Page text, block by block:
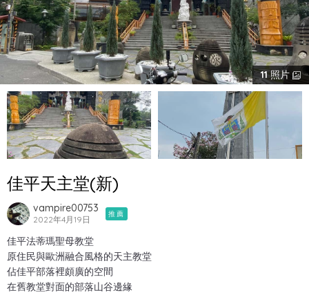
11照片
佳平天主堂(新)
vampire00753
2022年4月19日
推薦
佳平法蒂瑪聖母教堂
原住民與歐洲融合風格的天主教堂
佔佳平部落裡頗廣的空間
在舊教堂對面的部落山谷邊緣